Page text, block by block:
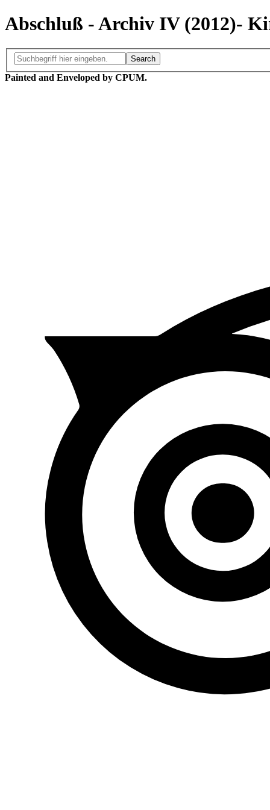
Abschluß - Archiv IV (2012)-
Search
Painted and Enveloped by CPUM.